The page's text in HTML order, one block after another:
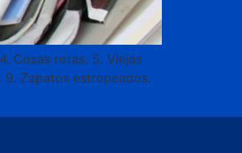
Cosas rotas. 5. Viejas
Zapatos estropeados.